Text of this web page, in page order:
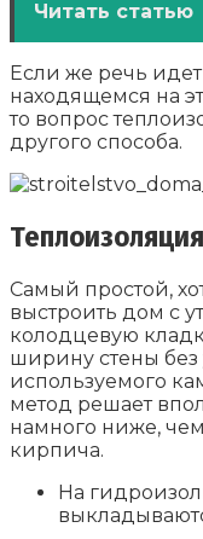
Читать статью
Если же речь
находящемся на
то вопрос
другого способа.
Самый простой,
выстроить дом с
колодцевую
ширину стены
используемого
метод решает
намного ниже,
кирпича.
На